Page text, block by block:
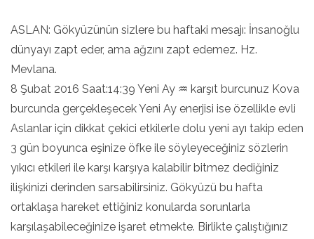
ASLAN: Gökyüzünün sizlere bu haftaki mesajı: İnsanoğlu
dünyayı zapt eder, ama ağzını zapt edemez. Hz.
Mevlana.
8 Şubat 2016 Saat:14:39 Yeni Ay ♒ karşıt burcunuz Kova
burcunda gerçekleşecek Yeni Ay enerjisi ise özellikle evli
Aslanlar için dikkat çekici etkilerle dolu yeni ayı takip eden
3 gün boyunca eşinize öfke ile söyleyeceğiniz sözlerin
yıkıcı etkileri ile karşı karşıya kalabilir bitmez dediğiniz
ilişkinizi derinden sarsabilirsiniz. Gökyüzü bu hafta
ortaklaşa hareket ettiğiniz konularda sorunlarla
karşılaşabileceğinize işaret etmekte. Birlikte çalıştığınız